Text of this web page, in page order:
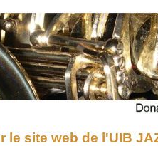
le site web de l'UIB